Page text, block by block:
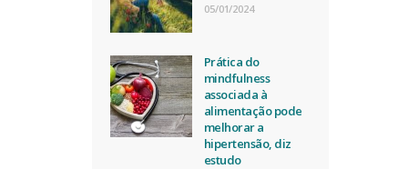
05/01/2024
Prática do
mindfulness
associada à
alimentação pode
melhorar a
hipertensão, diz
estudo